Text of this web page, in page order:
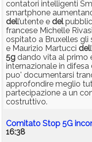
contatori intelligenti
smartphone
dell’utente e del
francese Michelle
ospitato a Bruxelles gli
e Maurizio Martucci del
5g dando vita al primo
internazionale in difesa
puo' documentarsi
approfondire meglio
partecipazione a un
costruttivo.
Comitato Stop 5G
16:38